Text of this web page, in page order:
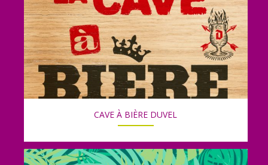
CAVE À BIÈRE DUVEL